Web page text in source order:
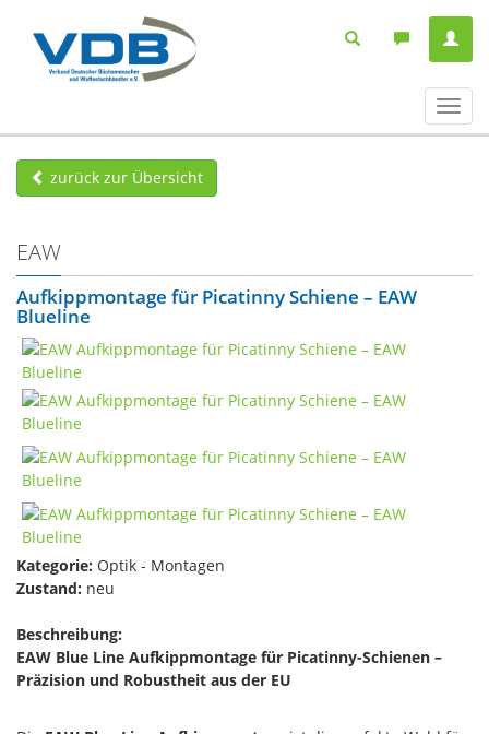
ein-/
zurück zur Übersicht
EAW
Aufkippmontage für Picatinny Schiene – EAW
Blueline
Kategorie: Optik - Montagen
Zustand: neu
Beschreibung:
EAW Blue Line Aufkippmontage für Picatinny-Schienen –
Präzision und Robustheit aus der EU